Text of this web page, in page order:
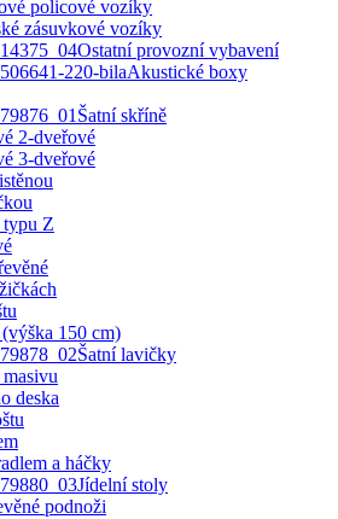
policové vozíky
zásuvkové vozíky
Ostatní provozní vybavení
Akustické boxy
Šatní skříně
2-dveřové
3-dveřové
Z
150 cm)
Šatní lavičky
deska
a háčky
Jídelní stoly
podnoži